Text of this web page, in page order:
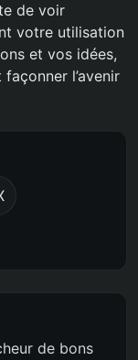
de voir
votre utilisation
et vos idées,
l’avenir
de bons